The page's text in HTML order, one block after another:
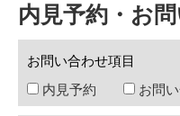
内見予約・お
お問い合わせ項目
内見予約
お問